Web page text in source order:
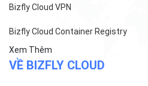
Bizfly Cloud VPN